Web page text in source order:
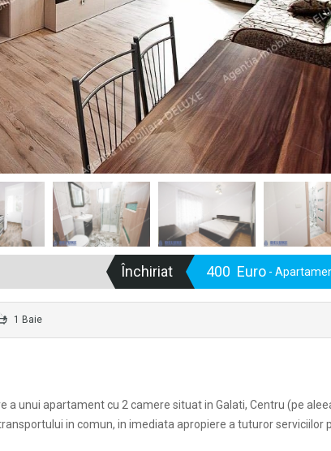
Închiriat 400 Euro -
1 Baie
a unui apartament cu 2 camere situat in Galati, Centru (pe
in comun, in imediata apropiere a tuturor serviciilor